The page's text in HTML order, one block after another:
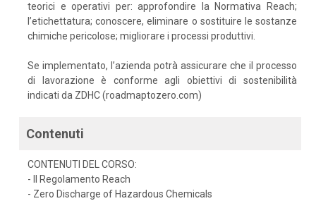
teorici e operativi per: approfondire la Normativa Reach;
l’etichettatura; conoscere, eliminare o sostituire le sostanze
chimiche pericolose; migliorare i processi produttivi.
Se implementato, l’azienda potrà assicurare che il processo
di lavorazione è conforme agli obiettivi di sostenibilità
indicati da ZDHC (roadmaptozero.com)
Contenuti
CONTENUTI DEL CORSO:
- Il Regolamento Reach
- Zero Discharge of Hazardous Chemicals